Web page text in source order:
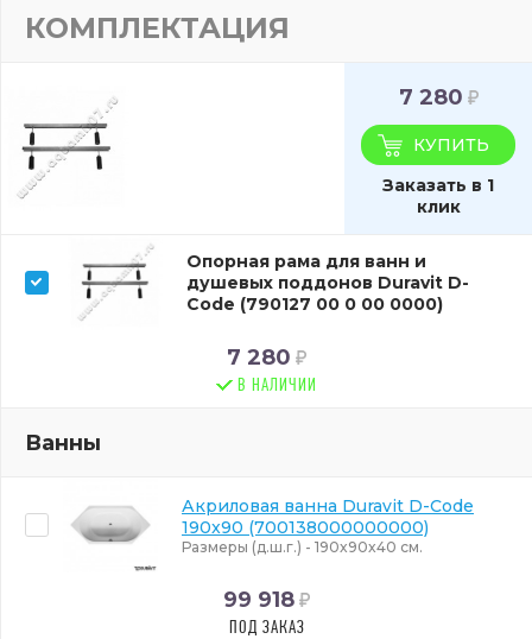
КОМПЛЕКТАЦИЯ
7 280
КУПИТЬ
Заказать в 1
клик
Опорная рама для ванн и
душевых поддонов Duravit D-
Code (790127 00 0 00 0000)
7 280
В НАЛИЧИИ
Ванны
Акриловая ванна Duravit D-Code
190x90 (700138000000000)
Размеры (д.ш.г.) - 190x90x40 см.
99 918
ПОД ЗАКАЗ